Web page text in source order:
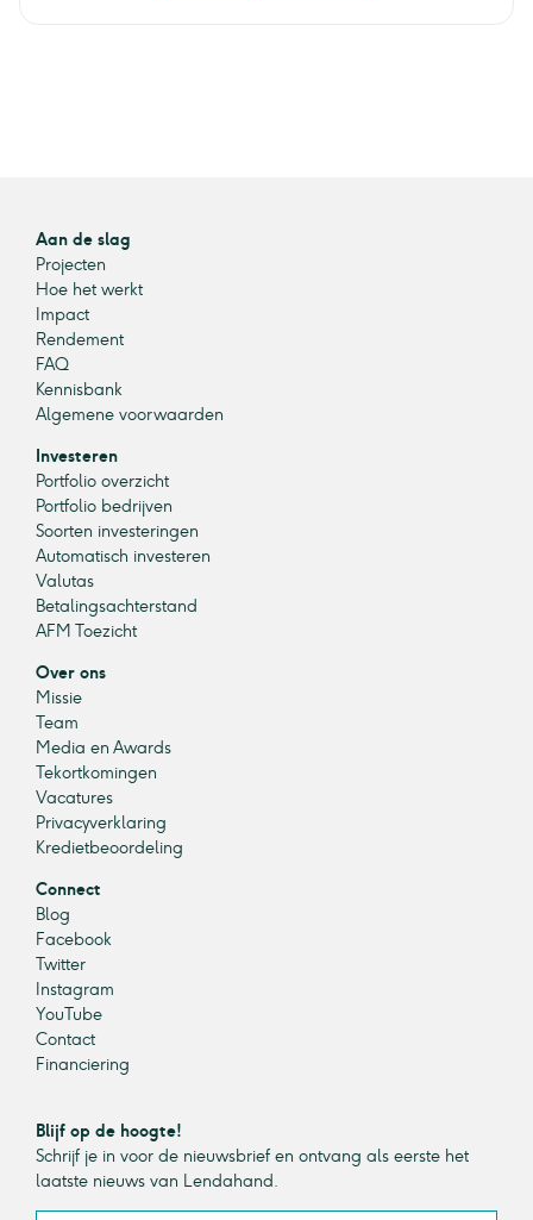
Aan de slag
Projecten
Hoe het werkt
Impact
Rendement
FAQ
Kennisbank
Algemene voorwaarden
Investeren
Portfolio overzicht
Portfolio bedrijven
Soorten investeringen
Automatisch investeren
Valutas
Betalingsachterstand
AFM Toezicht
Over ons
Missie
Team
Media en Awards
Tekortkomingen
Vacatures
Privacyverklaring
Kredietbeoordeling
Connect
Blog
Facebook
Twitter
Instagram
YouTube
Contact
Financiering
Blijf op de hoogte!
Schrijf je in voor de nieuwsbrief en ontvang als eerste het
laatste nieuws van Lendahand.